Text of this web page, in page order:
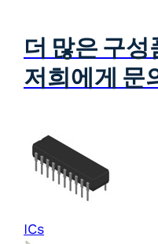
더 많은 구
저희에게 문
ICs